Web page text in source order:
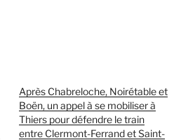
Après Chabreloche, Noirétable et
Boën, un appel à se mobiliser à
Thiers pour défendre le train
entre Clermont-Ferrand et Saint-